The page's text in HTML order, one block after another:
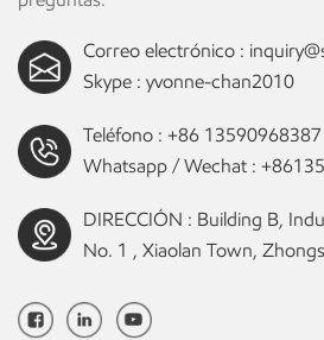
optimizando el uso de energía y creando
confortable. 5. Control inalámbrico: los
iluminación LED inteligentes que se
inalámbrica a través de aplicaciones
programación y escenarios de iluminación
tecnologías de control inteligente mejoran
lineal LED una opción popular para
Correo electrónico :
Skype : yvonne-chan2010
Teléfono : +86 13590968387
Whatsapp / Wechat :
DIRECCIÓN : Building B,
No. 1 , Xiaolan Town,